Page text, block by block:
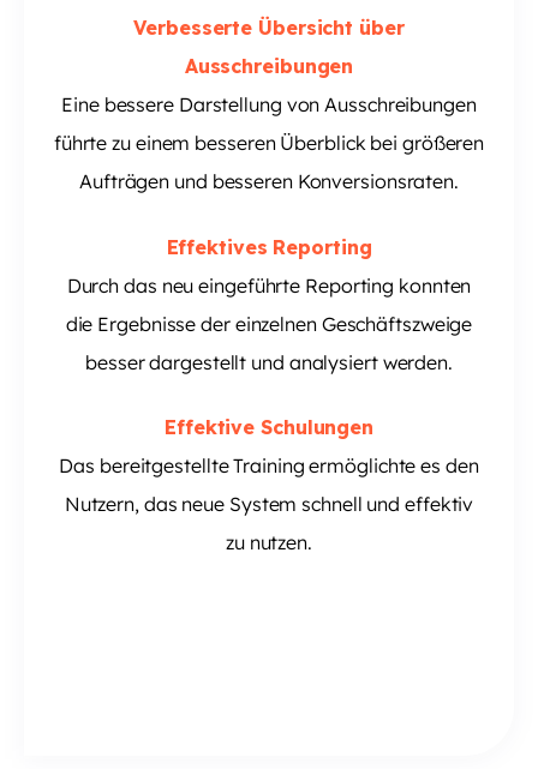
Verbesserte Übersicht über
Ausschreibungen
Eine bessere Darstellung von Ausschreibungen
führte zu einem besseren Überblick bei größeren
Aufträgen und besseren Konversionsraten.
Effektives Reporting
Durch das neu eingeführte Reporting konnten
die Ergebnisse der einzelnen Geschäftszweige
besser dargestellt und analysiert werden.
Effektive Schulungen
Das bereitgestellte Training ermöglichte es den
Nutzern, das neue System schnell und effektiv
zu nutzen.